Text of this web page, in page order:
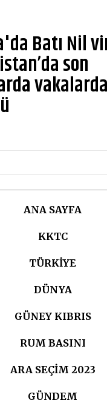
Batı Nil
son
ANA SAYFA
KKTC
TÜRKIYE
DÜNYA
GÜNEY KIBRIS
RUM BASINI
ARA SEÇIM 2023
GÜNDEM